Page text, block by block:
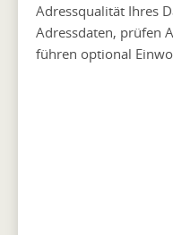
Adressqualität Ihres
Adressdaten, prüfen
führen optional